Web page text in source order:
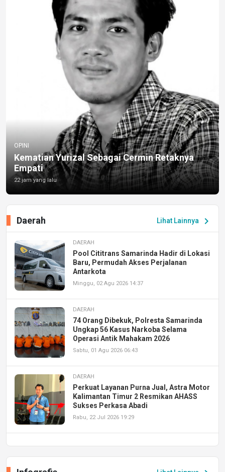
OPINI
Kematian Yurizal Sebagai Cermin Retaknya
Empati
22 jam yang lalu
Lihat Lainnya chevron_right
Daerah
DAERAH
Pool Cititrans Samarinda Hadir di Lokasi
Baru, Permudah Akses Perjalanan
Antarkota
Minggu, 02 Agu 2026 14:37
DAERAH
74 Orang Dibekuk, Polresta Samarinda
Ungkap 56 Kasus Narkoba Selama
Operasi Antik Mahakam 2026
Sabtu, 01 Agu 2026 06:43
DAERAH
Perkuat Layanan Purna Jual, Astra Motor
Kalimantan Timur 2 Resmikan AHASS
Sukses Perkasa Abadi
Rabu, 22 Jul 2026 19:29